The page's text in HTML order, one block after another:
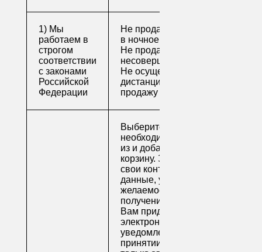
1) Мы
работаем в
строгом
соответствии
с законами
Российской
Федерации
Не продаем алкоголь
в ночное время
Не продаем алкоголь
несовершеннолетним
Не осуществляем
дистанционную
продажу
Выберите
необходимые товары
из и добавьте их в
корзину. Заполните
свои контактные
данные, укажите
желаемое время
получения заказа.
Вам придет по
электронной почте
уведомление о
принятии заказа. Как